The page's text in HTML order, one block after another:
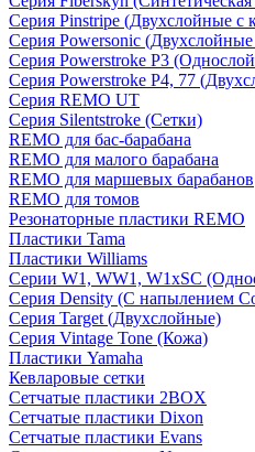
Серия Pinstripe (Двухслойные с
Серия Powersonic
Серия Powerstroke P3
Серия Powerstroke P4, 77
Серия REMO UT
Серия Silentstroke (Сетки)
REMO для бас-барабана
REMO для малого барабана
REMO для маршевых барабанов
REMO для томов
Резонаторные пластики REMO
Пластики Tama
Пластики Williams
Серии W1, WW1, W1xSC
Серия Density (C напылением
Серия Target (Двухслойные)
Серия Vintage Tone (Кожа)
Пластики Yamaha
Кевларовые сетки
Сетчатые пластики 2BOX
Сетчатые пластики Dixon
Сетчатые пластики Evans